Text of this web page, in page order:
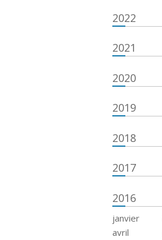
2022
2021
2020
2019
2018
2017
2016
janvier
avril